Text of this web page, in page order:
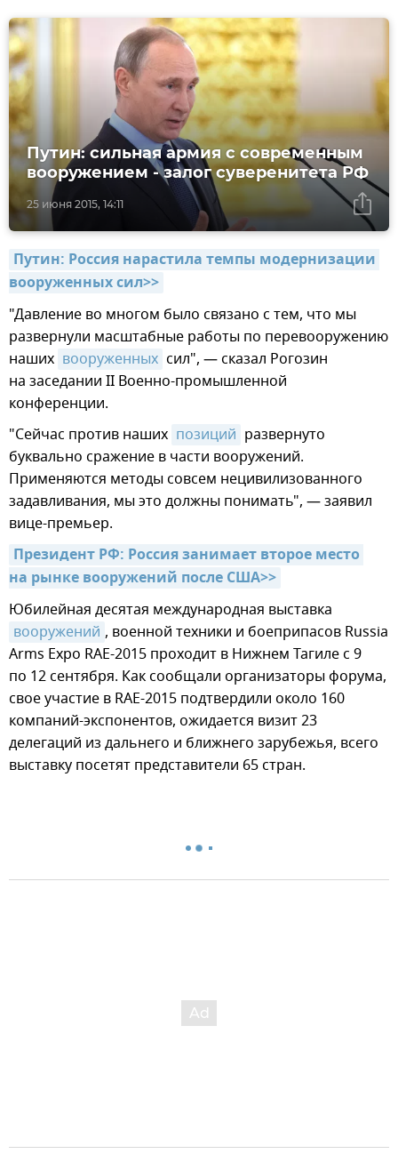
25 июня 2015, 14:11
Путин: сильная армия с современным
вооружением - залог суверенитета РФ
Путин: Россия нарастила темпы модернизации
вооруженных сил>>
"Давление во многом было связано с тем, что мы
развернули масштабные работы по перевооружению
наших вооруженных сил", — сказал Рогозин
на заседании II Военно-промышленной
конференции.
"Сейчас против наших позиций развернуто
буквально сражение в части вооружений.
Применяются методы совсем нецивилизованного
задавливания, мы это должны понимать", — заявил
вице-премьер.
Президент РФ: Россия занимает второе место
на рынке вооружений после США>>
Юбилейная десятая международная выставка
вооружений , военной техники и боеприпасов Russia
Arms Expo RAE-2015 проходит в Нижнем Тагиле с 9
по 12 сентября. Как сообщали организаторы форума,
свое участие в RAE-2015 подтвердили около 160
компаний-экспонентов, ожидается визит 23
делегаций из дальнего и ближнего зарубежья, всего
выставку посетят представители 65 стран.